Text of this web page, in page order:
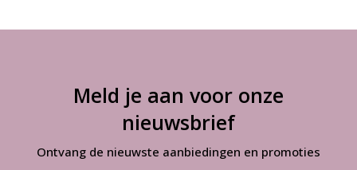
Meld je aan voor onze
nieuwsbrief
Ontvang de nieuwste aanbiedingen en promoties